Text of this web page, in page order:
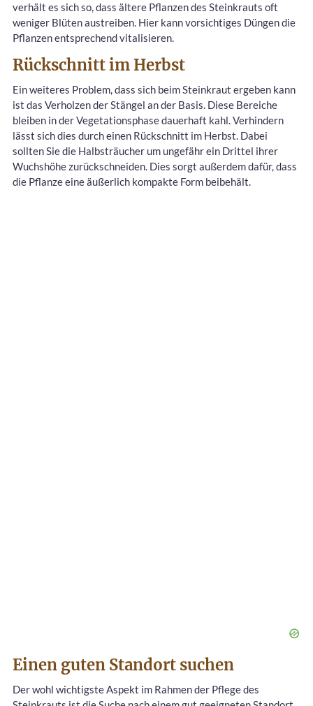
verhält es sich so, dass ältere Pflanzen des Steinkrauts oft
weniger Blüten austreiben. Hier kann vorsichtiges Düngen die
Pflanzen entsprechend vitalisieren.
Rückschnitt im Herbst
Ein weiteres Problem, dass sich beim Steinkraut ergeben kann
ist das Verholzen der Stängel an der Basis. Diese Bereiche
bleiben in der Vegetationsphase dauerhaft kahl. Verhindern
lässt sich dies durch einen Rückschnitt im Herbst. Dabei
sollten Sie die Halbsträucher um ungefähr ein Drittel ihrer
Wuchshöhe zurückschneiden. Dies sorgt außerdem dafür, dass
die Pflanze eine äußerlich kompakte Form beibehält.
Einen guten Standort suchen
Der wohl wichtigste Aspekt im Rahmen der Pflege des